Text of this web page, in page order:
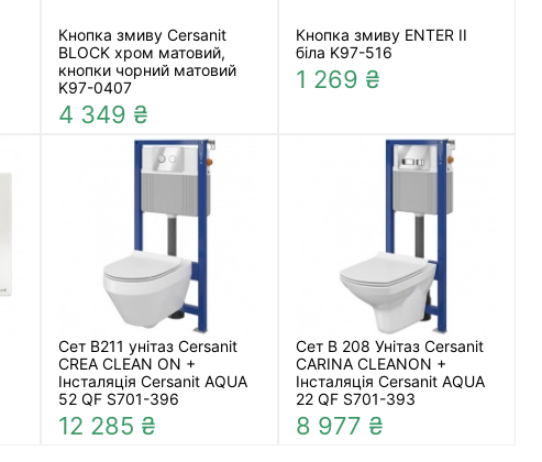
Кнопка змиву Cersanit
BLOCK хром матовий,
кнопки чорний матовий
K97-0407
4 349 ₴
Кнопка змиву ENTER II
біла K97-516
1 269 ₴
Сет B211 унітаз Cersanit
CREA CLEAN ON +
Інсталяція Cersanit AQUA
52 QF S701-396
12 285 ₴
Сет B 208 Унітаз Cersanit
CARINA CLEANON +
Інсталяція Cersanit AQUA
22 QF S701-393
8 977 ₴